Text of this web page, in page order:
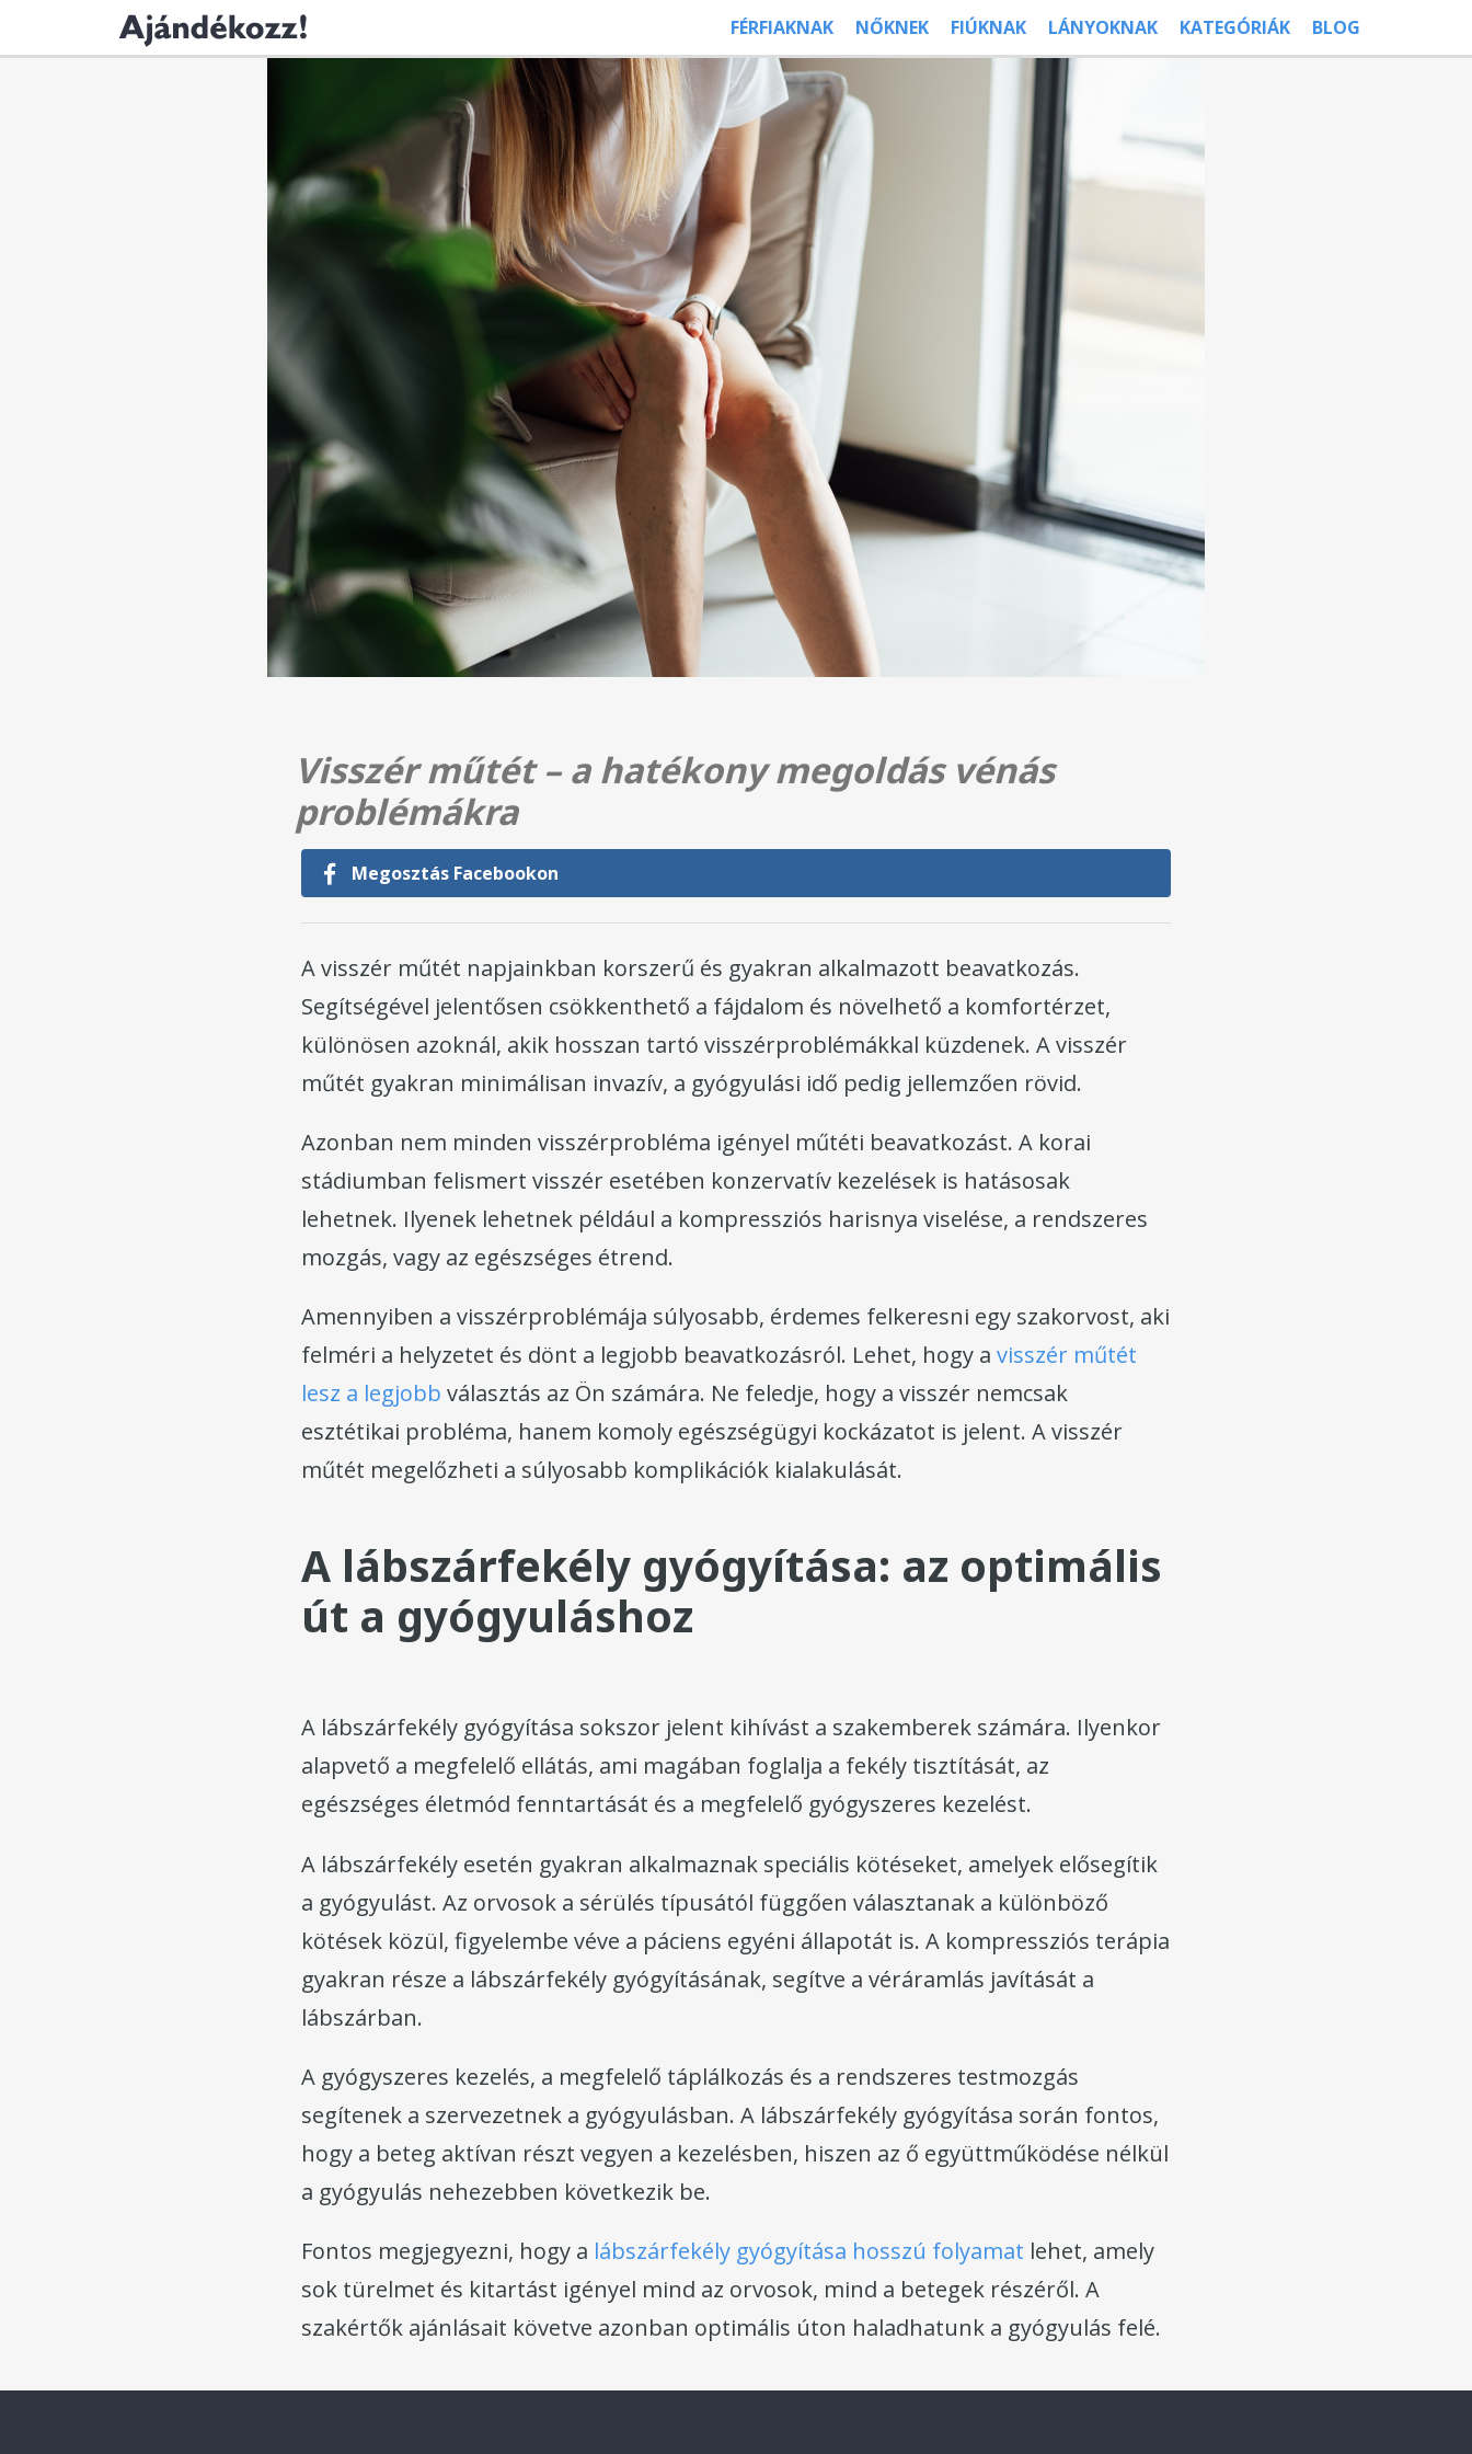
FÉRFIAKNAK NŐKNEK FIÚKNAK LÁNYOKNAK KATEGÓRIÁK BLOG
Visszér műtét – a hatékony megoldás vénás
problémákra
Megosztás Facebookon
A visszér műtét napjainkban korszerű és gyakran alkalmazott beavatkozás.
Segítségével jelentősen csökkenthető a fájdalom és növelhető a komfortérzet,
különösen azoknál, akik hosszan tartó visszérproblémákkal küzdenek. A visszér
műtét gyakran minimálisan invazív, a gyógyulási idő pedig jellemzően rövid.
Azonban nem minden visszérprobléma igényel műtéti beavatkozást. A korai
stádiumban felismert visszér esetében konzervatív kezelések is hatásosak
lehetnek. Ilyenek lehetnek például a kompressziós harisnya viselése, a rendszeres
mozgás, vagy az egészséges étrend.
Amennyiben a visszérproblémája súlyosabb, érdemes felkeresni egy szakorvost, aki
felméri a helyzetet és dönt a legjobb beavatkozásról. Lehet, hogy avisszér műtét
lesz a legjobb választás az Ön számára. Ne feledje, hogy a visszér nemcsak
esztétikai probléma, hanem komoly egészségügyi kockázatot is jelent. A visszér
műtét megelőzheti a súlyosabb komplikációk kialakulását.
A lábszárfekély gyógyítása: az optimális
út a gyógyuláshoz
A lábszárfekély gyógyítása sokszor jelent kihívást a szakemberek számára. Ilyenkor
alapvető a megfelelő ellátás, ami magában foglalja a fekély tisztítását, az
egészséges életmód fenntartását és a megfelelő gyógyszeres kezelést.
A lábszárfekély esetén gyakran alkalmaznak speciális kötéseket, amelyek elősegítik
a gyógyulást. Az orvosok a sérülés típusától függően választanak a különböző
kötések közül, figyelembe véve a páciens egyéni állapotát is. A kompressziós terápia
gyakran része a lábszárfekély gyógyításának, segítve a véráramlás javítását a
lábszárban.
A gyógyszeres kezelés, a megfelelő táplálkozás és a rendszeres testmozgás
segítenek a szervezetnek a gyógyulásban. A lábszárfekély gyógyítása során fontos,
hogy a beteg aktívan részt vegyen a kezelésben, hiszen az ő együttműködése nélkül
a gyógyulás nehezebben következik be.
Fontos megjegyezni, hogy a lábszárfekély gyógyítása hosszú folyamat lehet, amely
sok türelmet és kitartást igényel mind az orvosok, mind a betegek részéről. A
szakértők ajánlásait követve azonban optimális úton haladhatunk a gyógyulás felé.